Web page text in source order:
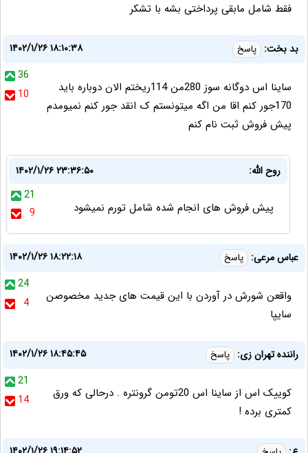
فقط شامل مابقی پرداختی بشه با تشکر
بد بخت: پاسخ
۱۴۰۲/۱/۲۶ ۱۸:۱۰:۳۸
36
10
ساینا اس دوگانه سوز 280من 114ریختم الان دوباره باید
170جور کنم اقا من اگه میتونستم ک انقد جور کنم نمیومدم
پیش فروش ثبت نام کنم
روح الله:
۱۴۰۲/۱/۲۶ ۲۳:۳۶:۵۰
21
9
پیش فروش های انجام شده شامل تورم نمیشود
عباس مرعی: پاسخ
۱۴۰۲/۱/۲۶ ۱۸:۲۲:۱۸
24
4
واقعن شورش در آوردن با این قیمت های جدید مخصوصن
سایپا
راننده تهران زی: پاسخ
۱۴۰۲/۱/۲۶ ۱۸:۴۵:۴۵
21
14
کوییک اس از ساینا اس 20تومن گرونتره . درحالی که ورق
کمتری برده !